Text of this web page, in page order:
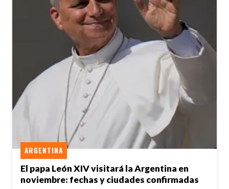
El papa León XIV visitará la Argentina en
noviembre: fechas y ciudades confirmadas
ARGENTINA